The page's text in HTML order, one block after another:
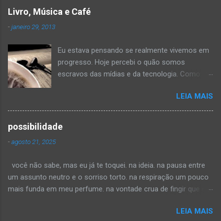
Livro, Música e Café
-janeiro 29, 2013
Eu estava pensando se realmente vivemos em
progresso. Hoje percebi o quão somos
escravos das mídias e da tecnologia. Como
arrumei, estou sem internet em casa. Como
minha tarde rendeu! Voltei-me a velhos
interessante é que nem me dei conta do tempo
passando, quando percebi, havia várias páginas
viradas e um turbilhão de pensamentos
recebendo. Depois de alguns goles de café e
LEIA MAIS
possibilidade
-agosto 21, 2025
você não sabe, mas eu já te toquei. na ideia. na pausa entre
um assunto neutro e o sorriso torto. na respiração um pouco
mais funda em meu perfume. na vontade crua de fingir que era
encontrar os meus. como tua voz mudou de textura, daLEIA MAIS